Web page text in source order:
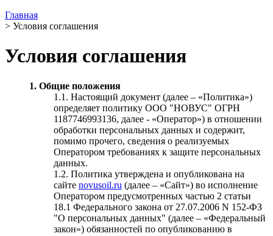
Главная
> Условия соглашения
Условия соглашения
1. Общие положения
1.1. Настоящий документ (далее – «Политика»)
определяет политику ООО "НОВУС" ОГРН
1187746993136, далее - «Оператор») в отношении
обработки персональных данных и содержит,
помимо прочего, сведения о реализуемых
Оператором требованиях к защите персональных
данных.
1.2. Политика утверждена и опубликована на
сайте novusoil.ru (далее – «Сайт») во исполнение
Оператором предусмотренных частью 2 статьи
18.1 Федерального закона от 27.07.2006 N 152-ФЗ
"О персональных данных" (далее – «Федеральный
закон») обязанностей по опубликованию в